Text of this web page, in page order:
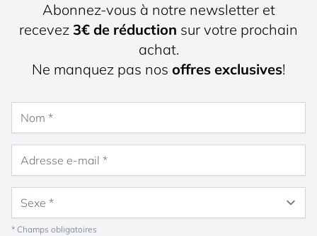
Abonnez-vous à notre newsletter et
recevez 3€ de réduction sur votre prochain
achat.
Ne manquez pas nos offres exclusives!
* Champs obligatoires